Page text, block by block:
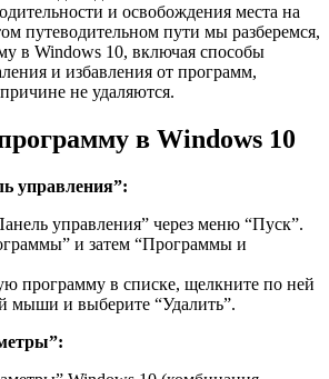
и освобождения места на
путеводительном пути мы разберемся,
в Windows 10, включая способы
и избавления от программ,
не удаляются.
в Windows 10
управления”:
управления” через меню “Пуск”.
и затем “Программы и
программу в списке, щелкните по ней
мыши и выберите “Удалить”.